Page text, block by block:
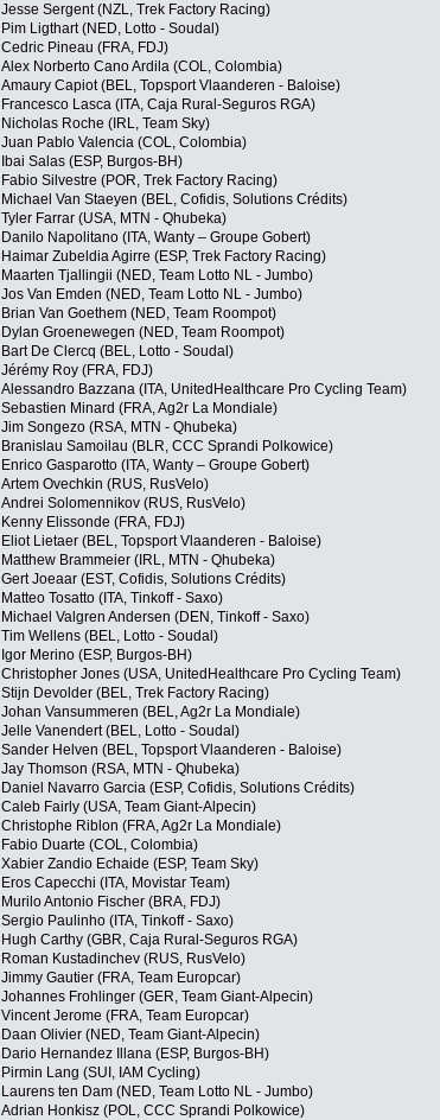
Jesse Sergent (NZL, Trek Factory Racing)
Pim Ligthart (NED, Lotto - Soudal)
Cedric Pineau (FRA, FDJ)
Alex Norberto Cano Ardila (COL, Colombia)
Amaury Capiot (BEL, Topsport Vlaanderen - Baloise)
Francesco Lasca (ITA, Caja Rural-Seguros RGA)
Nicholas Roche (IRL, Team Sky)
Juan Pablo Valencia (COL, Colombia)
Ibai Salas (ESP, Burgos-BH)
Fabio Silvestre (POR, Trek Factory Racing)
Michael Van Staeyen (BEL, Cofidis, Solutions Crédits)
Tyler Farrar (USA, MTN - Qhubeka)
Danilo Napolitano (ITA, Wanty – Groupe Gobert)
Haimar Zubeldia Agirre (ESP, Trek Factory Racing)
Maarten Tjallingii (NED, Team Lotto NL - Jumbo)
Jos Van Emden (NED, Team Lotto NL - Jumbo)
Brian Van Goethem (NED, Team Roompot)
Dylan Groenewegen (NED, Team Roompot)
Bart De Clercq (BEL, Lotto - Soudal)
Jérémy Roy (FRA, FDJ)
Alessandro Bazzana (ITA, UnitedHealthcare Pro Cycling Team)
Sebastien Minard (FRA, Ag2r La Mondiale)
Jim Songezo (RSA, MTN - Qhubeka)
Branislau Samoilau (BLR, CCC Sprandi Polkowice)
Enrico Gasparotto (ITA, Wanty – Groupe Gobert)
Artem Ovechkin (RUS, RusVelo)
Andrei Solomennikov (RUS, RusVelo)
Kenny Elissonde (FRA, FDJ)
Eliot Lietaer (BEL, Topsport Vlaanderen - Baloise)
Matthew Brammeier (IRL, MTN - Qhubeka)
Gert Joeaar (EST, Cofidis, Solutions Crédits)
Matteo Tosatto (ITA, Tinkoff - Saxo)
Michael Valgren Andersen (DEN, Tinkoff - Saxo)
Tim Wellens (BEL, Lotto - Soudal)
Igor Merino (ESP, Burgos-BH)
Christopher Jones (USA, UnitedHealthcare Pro Cycling Team)
Stijn Devolder (BEL, Trek Factory Racing)
Johan Vansummeren (BEL, Ag2r La Mondiale)
Jelle Vanendert (BEL, Lotto - Soudal)
Sander Helven (BEL, Topsport Vlaanderen - Baloise)
Jay Thomson (RSA, MTN - Qhubeka)
Daniel Navarro Garcia (ESP, Cofidis, Solutions Crédits)
Caleb Fairly (USA, Team Giant-Alpecin)
Christophe Riblon (FRA, Ag2r La Mondiale)
Fabio Duarte (COL, Colombia)
Xabier Zandio Echaide (ESP, Team Sky)
Eros Capecchi (ITA, Movistar Team)
Murilo Antonio Fischer (BRA, FDJ)
Sergio Paulinho (ITA, Tinkoff - Saxo)
Hugh Carthy (GBR, Caja Rural-Seguros RGA)
Roman Kustadinchev (RUS, RusVelo)
Jimmy Gautier (FRA, Team Europcar)
Johannes Frohlinger (GER, Team Giant-Alpecin)
Vincent Jerome (FRA, Team Europcar)
Daan Olivier (NED, Team Giant-Alpecin)
Dario Hernandez Illana (ESP, Burgos-BH)
Pirmin Lang (SUI, IAM Cycling)
Laurens ten Dam (NED, Team Lotto NL - Jumbo)
Adrian Honkisz (POL, CCC Sprandi Polkowice)